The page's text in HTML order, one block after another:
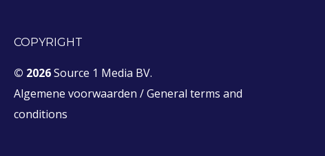
COPYRIGHT
© 2026Source 1 Media BV.
Algemene voorwaarden /General terms and
conditions